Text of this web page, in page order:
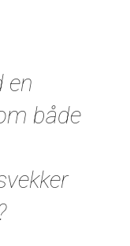
en
både